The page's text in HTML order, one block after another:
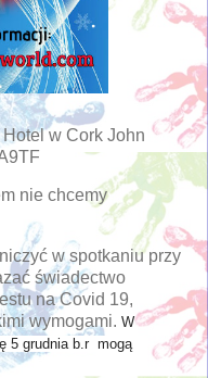
w Cork John
nie chcemy
w spotkaniu przy
świadectwo
na Covid 19,
wymogami. W
5 grudnia b.r mogą